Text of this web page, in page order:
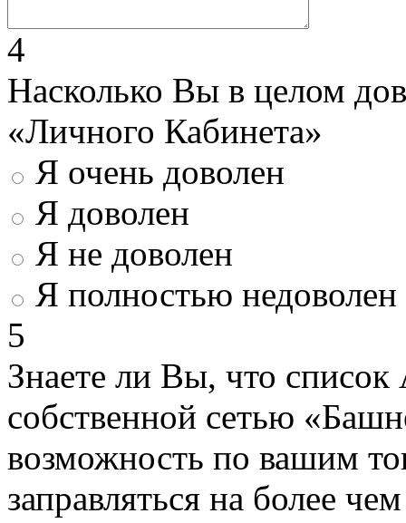
4
Насколько Вы в целом
«Личного Кабинета»
Я очень доволен
Я доволен
Я не доволен
Я полностью недоволен
5
Знаете ли Вы, что
собственной сетью
возможность по вашим
заправляться на более